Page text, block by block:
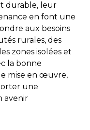
durable, leur
en font une
aux besoins
rurales, des
zones isolées et
la bonne
mise en œuvre,
une
avenir